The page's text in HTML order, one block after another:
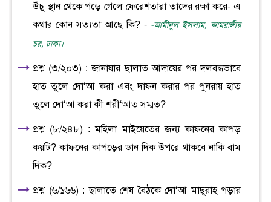
উঁচু স্থান থেকে পড়ে গেলে ফেরেশতারা তাদের রক্ষা করে- এ
কথার কোন সত্যতা আছে কি? - -আমীনুল ইসলাম, কামরাঙ্গীর
চর, ঢাকা।
প্রশ্ন (৩/২০৩) : জানাযার ছালাত আদায়ের পর দলবদ্ধভাবে
হাত তুলে দো‘আ করা এবং দাফন করার পর পুনরায় হাত
তুলে দো‘আ করা কী শরী‘আত সম্মত?
প্রশ্ন (৮/২৪৮) : মহিলা মাইয়েতের জন্য কাফনের কাপড়
কয়টি? কাফনের কাপড়ের ডান দিক উপরে থাকবে নাকি বাম
দিক?
প্রশ্ন (৬/১৬৬) : ছালাতে শেষ বৈঠকে দো‘আ মাছূরাহ পড়ার